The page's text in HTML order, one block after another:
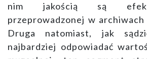
nim jakością są
przeprowadzonej w
Druga natomiast, jak
najbardziej odpowiadać